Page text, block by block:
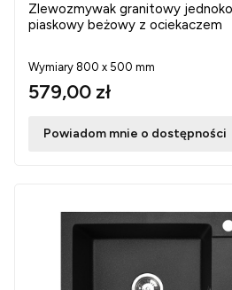
Zlewozmywak granitowy
piaskowy beżowy z ociekaczem
Wymiary 800 x 500 mm
579,00 zł
Powiadom mnie o dostępności